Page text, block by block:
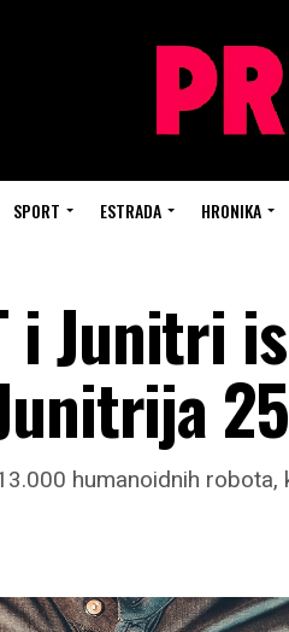
SPORT ESTRADA HRONIKA
i Junitri
humanoidnih